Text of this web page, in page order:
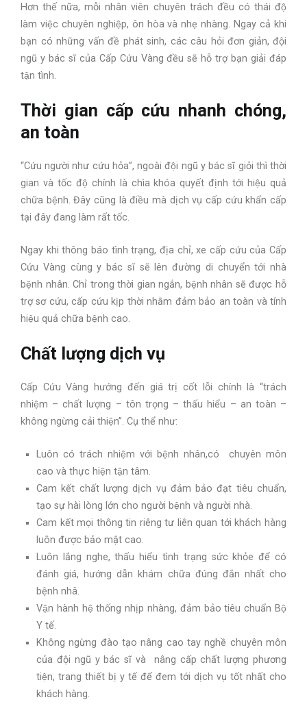
Hơn thế nữa, mỗi nhân viên chuyên trách đều có thái độ
làm việc chuyên nghiệp, ôn hòa và nhẹ nhàng. Ngay cả khi
bạn có những vấn đề phát sinh, các câu hỏi đơn giản, đội
ngũ y bác sĩ của Cấp Cứu Vàng đều sẽ hỗ trợ bạn giải đáp
tận tình.
Thời gian cấp cứu nhanh chóng,
an toàn
“Cứu người như cứu hỏa”, ngoài đội ngũ y bác sĩ giỏi thì thời
gian và tốc độ chính là chìa khóa quyết định tới hiệu quả
chữa bệnh. Đây cũng là điều mà dịch vụ cấp cứu khẩn cấp
tại đây đang làm rất tốc.
Ngay khi thông báo tình trạng, địa chỉ, xe cấp cứu của Cấp
Cứu Vàng cùng y bác sĩ sẽ lên đường di chuyển tới nhà
bệnh nhân. Chỉ trong thời gian ngắn, bệnh nhân sẽ được hỗ
trợ sơ cứu, cấp cứu kịp thời nhằm đảm bảo an toàn và tính
hiệu quả chữa bệnh cao.
Chất lượng dịch vụ
Cấp Cứu Vàng hướng đến giá trị cốt lỗi chính là “trách
nhiệm – chất lượng – tôn trọng – thấu hiểu – an toàn –
không ngừng cải thiện”. Cụ thể như:
Luôn có trách nhiệm với bệnh nhân,có chuyên môn
cao và thực hiện tận tâm.
Cam kết chất lượng dịch vụ đảm bảo đạt tiêu chuẩn,
tạo sự hài lòng lớn cho người bệnh và người nhà.
Cam kết mọi thông tin riêng tư liên quan tới khách hàng
luôn được bảo mật cao.
Luôn lắng nghe, thấu hiểu tình trạng sức khỏe để có
đánh giá, hướng dẫn khám chữa đúng đắn nhất cho
bệnh nhâ.
Vận hành hệ thống nhịp nhàng, đảm bảo tiêu chuẩn Bộ
Y tế.
Không ngừng đào tạo nâng cao tay nghề chuyên môn
của đội ngũ y bác sĩ và nâng cấp chất lượng phương
tiện, trang thiết bị y tế để đem tới dịch vụ tốt nhất cho
khách hàng.